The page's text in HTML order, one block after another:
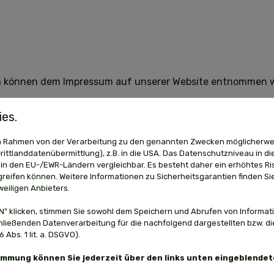
dem Impressum auf unserer Website entnommen
personenbezogener Daten verboten und
fällt:
“): Wenn der Betroffene freiwillig, in informierter
bestätigende Handlung zu verstehen gegeben hat,
für einen oder mehrere bestimmte Zwecke
Verarbeitung zur Erfüllung eines Vertrags, dessen
erforderlich ist, die auf die Anfrage des Betroffenen
Verarbeitung zur Erfüllung einer rechtlichen
von der Verarbeitung zu den genannten Zwecken
z.B. in die USA. Das Datenschutzniveau in
den EU-/EWR-Ländern vergleichbar. Es besteht daher ein erhöhtes
können. Weitere Informationen zu Sicherheitsgarantien finden
Anbieters.
klicken, stimmen Sie sowohl dem Speichern und Abrufen von
Datenverarbeitung für die nachfolgend dargestellten bzw.
1 lit. a. DSGVO).
können Sie jederzeit über den links unten